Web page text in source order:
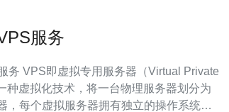
服务
Private
种虚拟化技术，将一台物理服务器划分为
，每个虚拟服务器拥有独立的操作系统和